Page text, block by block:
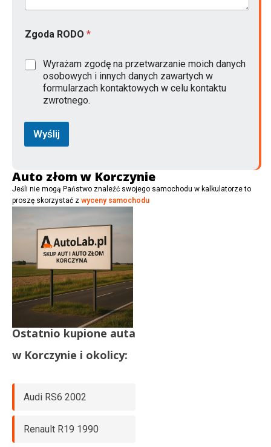
s
t
)
a
Zgoda RODO *
Wyrażam zgodę na przetwarzanie moich danych
osobowych i innych danych zawartych w
formularzach kontaktowych w celu kontaktu
zwrotnego.
Wyślij
Auto złom w Korczynie
Jeśli nie mogą Państwo znaleźć swojego samochodu w kalkulatorze to
proszę skorzystać z wyceny samochodu
Ostatnio kupione auta
w Korczynie i okolicy:
Audi RS6 2002
Renault R19 1990